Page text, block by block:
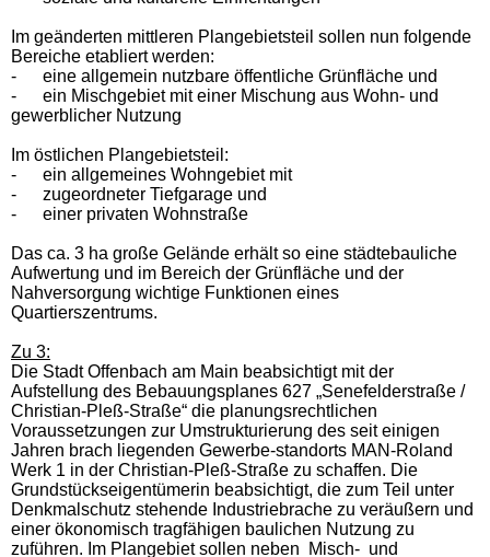
Im geänderten mittleren Plangebietsteil sollen nun folgende
Bereiche etabliert werden:
-
eine allgemein nutzbare öffentliche Grünfläche und
-
ein Mischgebiet mit einer Mischung aus Wohn- und
gewerblicher Nutzung
Im östlichen Plangebietsteil:
-
ein allgemeines Wohngebiet mit
-
zugeordneter Tiefgarage und
-
einer privaten Wohnstraße
Das ca. 3 ha große Gelände erhält so eine städtebauliche
Aufwertung und im Bereich der Grünfläche und der
Nahversorgung wichtige Funktionen eines
Quartierszentrums.
Zu 3:
Die Stadt Offenbach am Main beabsichtigt mit der
Aufstellung des Bebauungsplanes 627 „Senefelderstraße /
Christian-Pleß-Straße“ die planungsrechtlichen
Voraussetzungen zur Umstrukturierung des seit einigen
Jahren brach liegenden Gewerbe-standorts MAN-Roland
Werk 1 in der Christian-Pleß-Straße zu schaffen. Die
Grundstückseigentümerin beabsichtigt, die zum Teil unter
Denkmalschutz stehende Industriebrache zu veräußern und
einer ökonomisch tragfähigen baulichen Nutzung zu
zuführen. Im Plangebiet sollen neben Misch- und